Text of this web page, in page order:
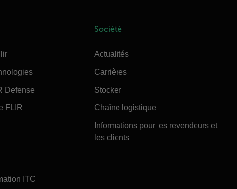
Defense
FLIR
ITC
Société
Actualités
Carrières
Stocker
Chaîne logistique
Informations pour les revendeurs et
les clients